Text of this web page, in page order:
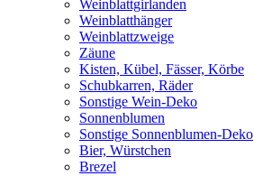
Weinblattgirlanden
Weinblatthänger
Weinblattzweige
Zäune
Kisten, Kübel, Fässer, Körbe
Schubkarren, Räder
Sonstige Wein-Deko
Sonnenblumen
Sonstige Sonnenblumen-Deko
Bier, Würstchen
Brezel